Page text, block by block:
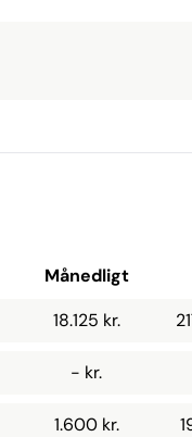
Månedligt
18.125 kr.
- kr.
1.600 kr.